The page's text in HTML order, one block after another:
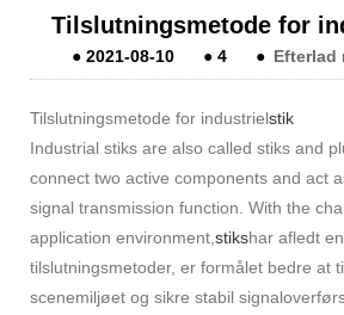
Tilslutningsmetode for
● 2021-08-10 ● 4 ● Efterlad
Tilslutningsmetode for industrielstik
Industrial stiks are also called stiks and
connect two active components and act
signal transmission function. With the
application environment, stikshar afledt
tilslutningsmetoder, er formålet bedre at
scenemiljøet og sikre stabil